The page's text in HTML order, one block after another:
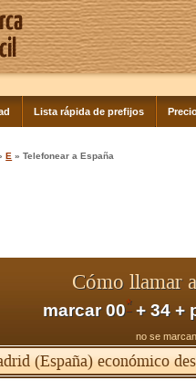
Lista rápida de prefijos
E » Telefonear a España
Cómo llamar
marcar 00*+ 34 +
no se
(España) económico